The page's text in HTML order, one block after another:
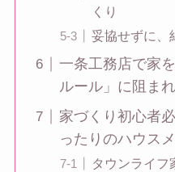
くり
妥協せずに、
一条工務店で家
ルール」に阻ま
家づくり初心者
ったりのハウス
タウンライフ